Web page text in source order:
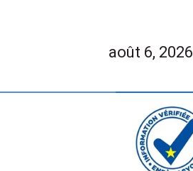
août 6, 2026